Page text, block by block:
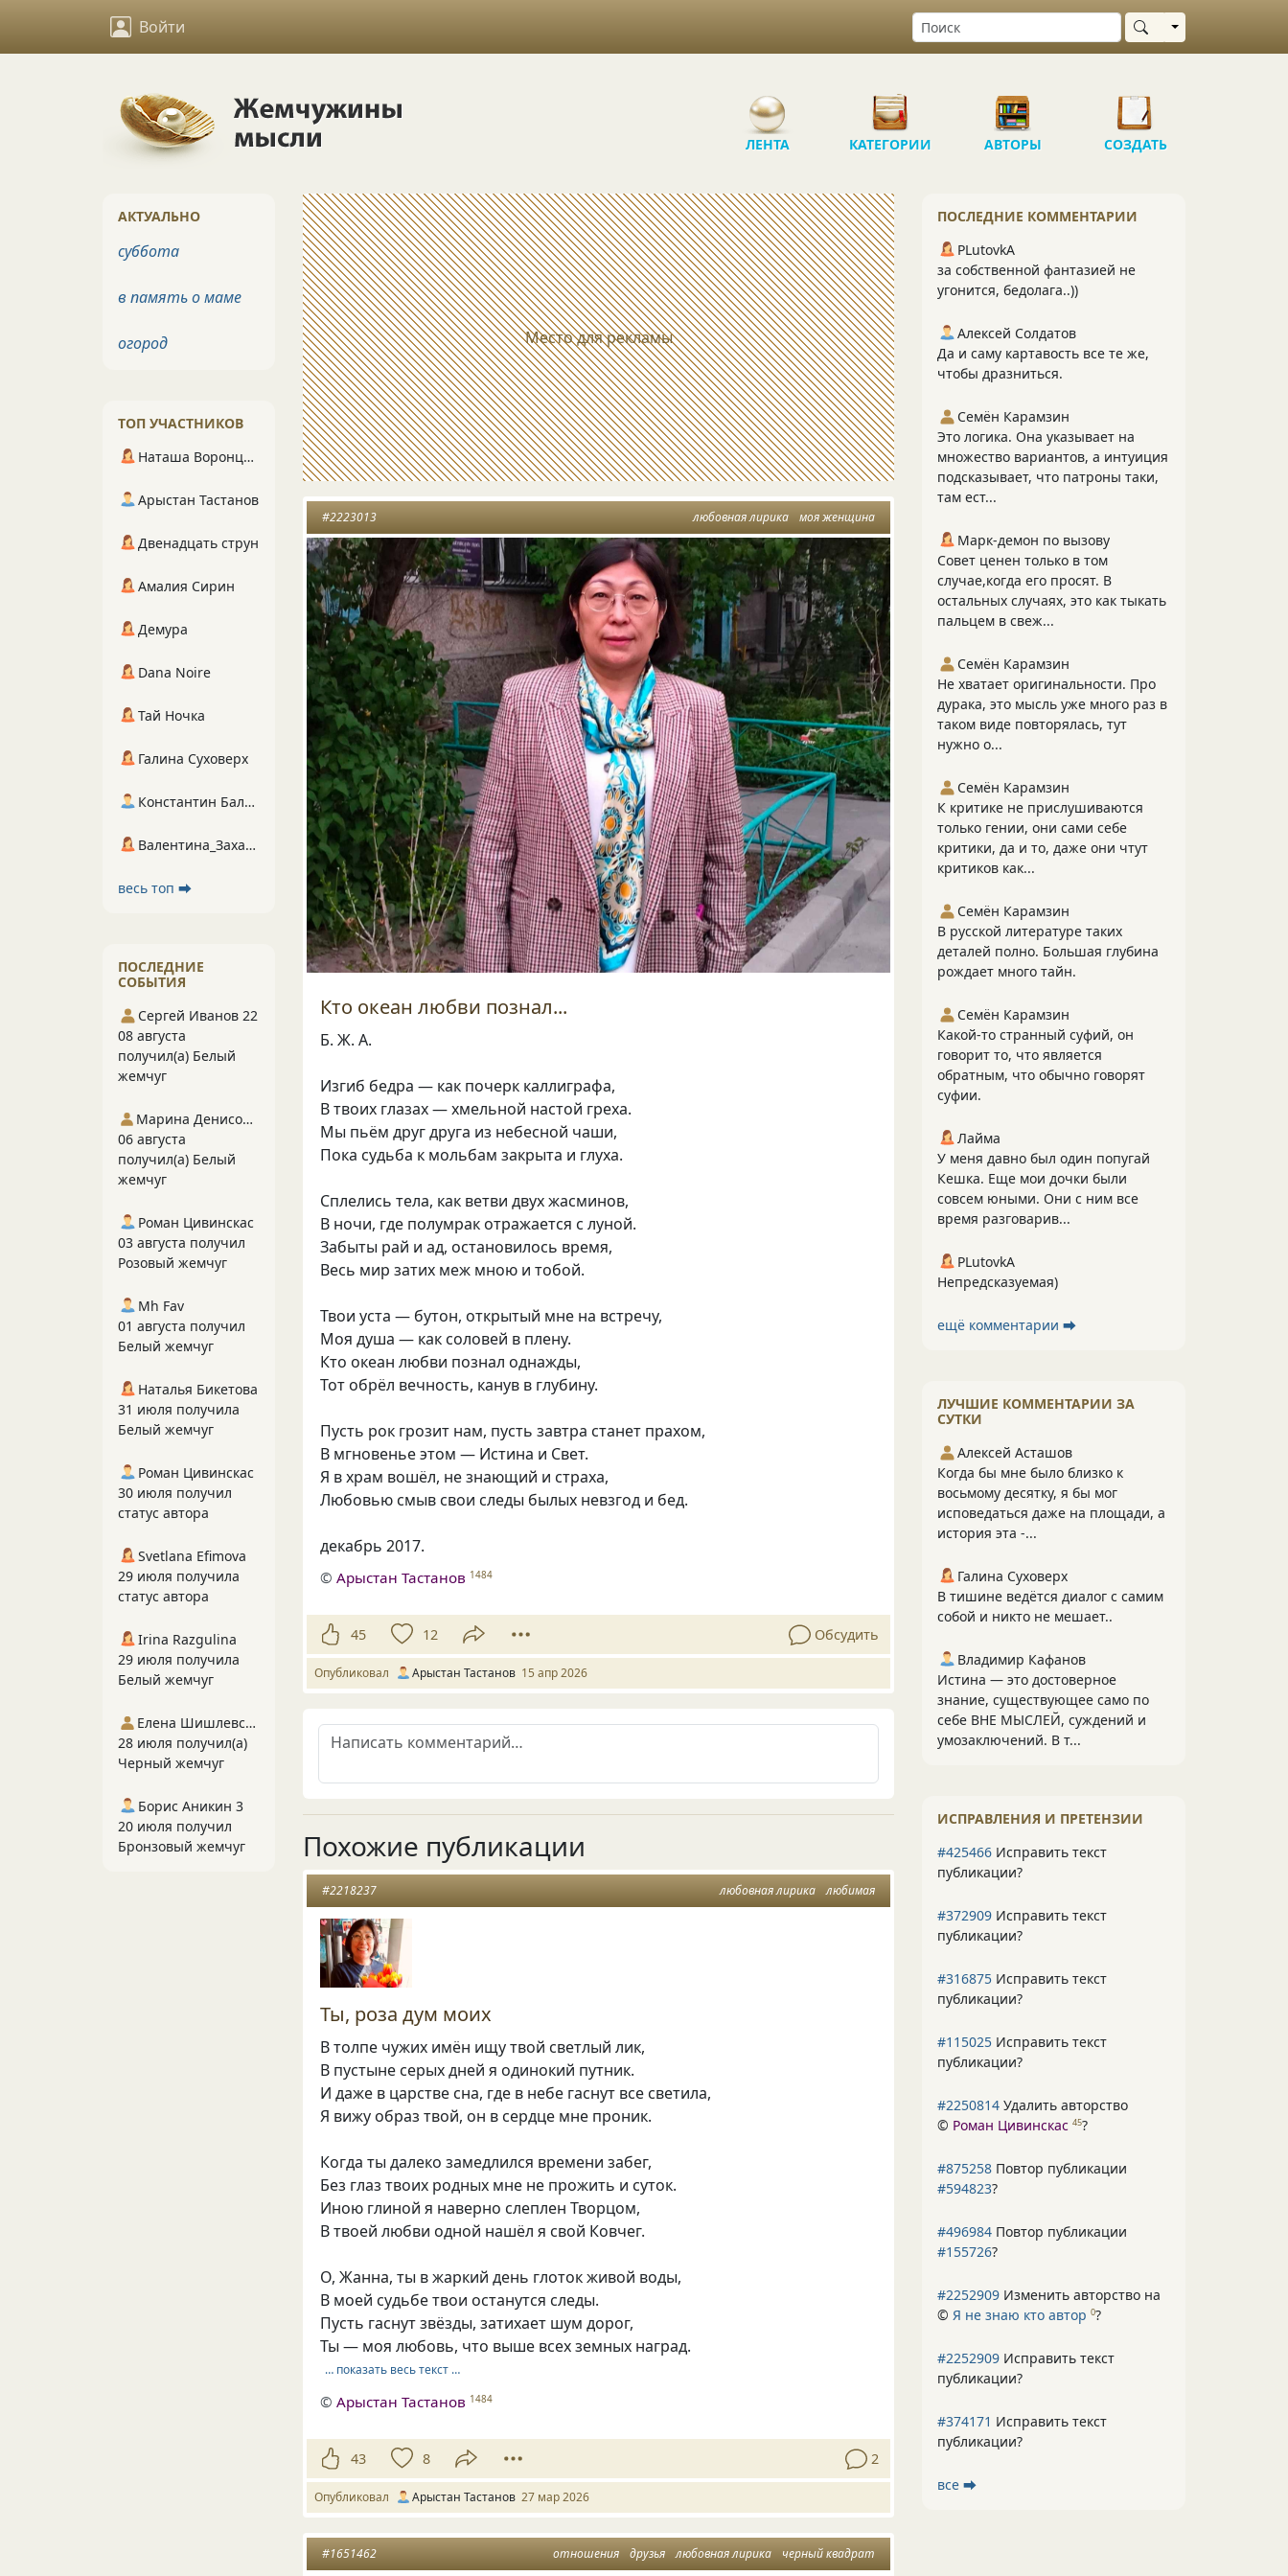
Войти Выбрать область
ЛЕНТА КАТЕГОРИИ АВТОРЫ СОЗДАТЬ
Место для рекламы
любовная лирика моя женщина
#2223013
Кто океан любви познал...
Б. Ж. А.
Изгиб бедра — как почерк каллиграфа,
В твоих глазах — хмельной настой греха.
Мы пьём друг друга из небесной чаши,
Пока судьба к мольбам закрыта и глуха.
Сплелись тела, как ветви двух жасминов,
В ночи, где полумрак отражается с луной.
Забыты рай и ад, остановилось время,
Весь мир затих меж мною и тобой.
Твои уста — бутон, открытый мне на встречу,
Моя душа — как соловей в плену.
Кто океан любви познал однажды,
Тот обрёл вечность, канув в глубину.
Пусть рок грозит нам, пусть завтра станет прахом,
В мгновенье этом — Истина и Свет.
Я в храм вошёл, не знающий и страха,
Любовью смыв свои следы былых невзгод и бед.
декабрь 2017.
©Арыстан Тастанов 1484
45 12 Обсудить
Опубликовал Арыстан Тастанов 15 апр 2026
Похожие публикации
любовная лирика любимая
#2218237
Ты, роза дум моих
В толпе чужих имён ищу твой светлый лик,
В пустыне серых дней я одинокий путник.
И даже в царстве сна, где в небе гаснут все светила,
Я вижу образ твой, он в сердце мне проник.
Когда ты далеко замедлился времени забег,
Без глаз твоих родных мне не прожить и суток.
Иною глиной я наверно слеплен Творцом,
В твоей любви одной нашёл я свой Ковчег.
О, Жанна, ты в жаркий день глоток живой воды,
В моей судьбе твои останутся следы.
Пусть гаснут звёзды, затихает шум дорог,
Ты — моя любовь, что выше всех земных наград.
… показать весь текст …
©Арыстан Тастанов 1484
43 8 2
Опубликовал Арыстан Тастанов 27 мар 2026
отношения друзья любовная лирика черный квадрат
#1651462
ПОСЛЕДНИЕ КОММЕНТАРИИ
PLutоvkА
за собственной фантазией не
угонится, бедолага..))
Алексей Солдатов
Да и саму картавость все те же,
чтобы дразниться.
Семён Карамзин
Это логика. Она указывает на
множество вариантов, а интуиция
подсказывает, что патроны таки,
там ест...
Марк-демон по вызову
Совет ценен только в том
случае,когда его просят. В
остальных случаях, это как тыкать
пальцем в свеж...
Семён Карамзин
Не хватает оригинальности. Про
дурака, это мысль уже много раз в
таком виде повторялась, тут
нужно о...
Семён Карамзин
К критике не прислушиваются
только гении, они сами себе
критики, да и то, даже они чтут
критиков как...
Семён Карамзин
В русской литературе таких
деталей полно. Большая глубина
рождает много тайн.
Семён Карамзин
Какой-то странный суфий, он
говорит то, что является
обратным, что обычно говорят
суфии.
Лайма
У меня давно был один попугай
Кешка. Еще мои дочки были
совсем юными. Они с ним все
время разговарив...
PLutоvkА
Непредсказуемая)
ещё комментарии ⮕
ЛУЧШИЕ КОММЕНТАРИИ ЗА
СУТКИ
Алексей Асташов
Когда бы мне было близко к
восьмому десятку, я бы мог
исповедаться даже на площади, а
история эта -...
Галина Суховерх
В тишине ведётся диалог с самим
собой и никто не мешает..
Владимир Кафанов
Истина — это достоверное
знание, существующее само по
себе ВНЕ МЫСЛЕЙ, суждений и
умозаключений. В т...
ИСПРАВЛЕНИЯ И ПРЕТЕНЗИИ
#425466 Исправить текст
публикации?
#372909 Исправить текст
публикации?
#316875 Исправить текст
публикации?
#115025 Исправить текст
публикации?
#2250814 Удалить авторство
© Роман Цивинскас 45?
#875258 Повтор публикации
#594823?
#496984 Повтор публикации
#155726?
#2252909 Изменить авторство на
© Я не знаю кто автор 0?
#2252909 Исправить текст
публикации?
#374171 Исправить текст
публикации?
все ⮕
АКТУАЛЬНО
суббота
в память о маме
огород
ТОП УЧАСТНИКОВ
Наташа Воронцова
Арыстан Тастанов
Двенадцать струн
Амалия Сирин
Демура
Dana Noire
Тай Ночка
Галина Суховерх
Константин Балухта
Валентина_Захарова
весь топ ⮕
ПОСЛЕДНИЕ
СОБЫТИЯ
Сергей Иванов 22
08 августа
получил(а) Белый
жемчуг
Марина Денисова 5
06 августа
получил(а) Белый
жемчуг
Роман Цивинскас
03 августа получил
Розовый жемчуг
Mh Fav
01 августа получил
Белый жемчуг
Наталья Бикетова
31 июля получила
Белый жемчуг
Роман Цивинскас
30 июля получил
статус автора
Svetlana Efimova
29 июля получила
статус автора
Irina Razgulina
29 июля получила
Белый жемчуг
Елена Шишлевская
28 июля получил(а)
Черный жемчуг
Борис Аникин 3
20 июля получил
Бронзовый жемчуг